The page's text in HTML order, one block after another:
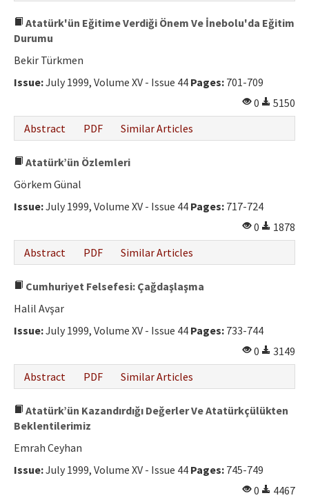
Atatürk'ün Eğitime Verdiği Önem Ve İnebolu'da Eğitim
Durumu
Bekir Türkmen
Issue:July 1999, Volume XV - Issue 44 Pages: 701-709
0
5150
Abstract
PDF Similar Articles
Atatürk’ün Özlemleri
Görkem Günal
Issue:July 1999, Volume XV - Issue 44 Pages: 717-724
0
1878
Abstract
PDF Similar Articles
Cumhuriyet Felsefesi: Çağdaşlaşma
Halil Avşar
Issue:July 1999, Volume XV - Issue 44 Pages: 733-744
0
3149
Abstract
PDF Similar Articles
Atatürk’ün Kazandırdığı Değerler Ve Atatürkçülükten
Beklentilerimiz
Emrah Ceyhan
Issue:July 1999, Volume XV - Issue 44 Pages: 745-749
0
4467